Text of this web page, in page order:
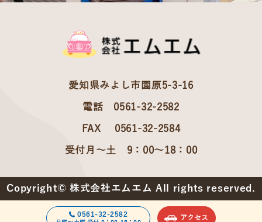
愛知県みよし市園原5-3-16
電話 0561-32-2582
FAX 0561-32-2584
受付月～土 9：00～18：00
Copyright© 株式会社エムエム All rights reserved.
0561-32-2582 アクセス